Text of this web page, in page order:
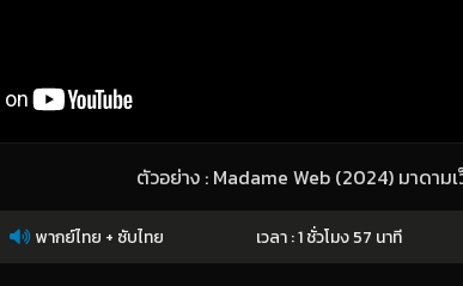
ตัวอย่าง : Madame Web (2024) มาดามเ
พากย์ไทย + ซับไทย เวลา : 1 ชั่วโมง 57 นาที